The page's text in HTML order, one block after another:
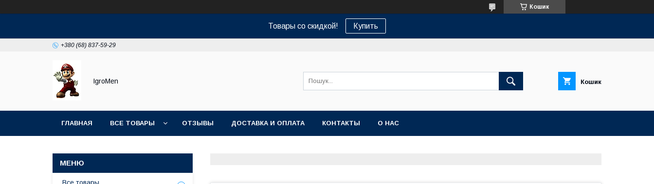
Кошик
Товары со скидкой! Купить
+380 (68) 837-59-29
IgroMen Кошик
ГЛАВНАЯ ВСЕ ТОВАРЫ ОТЗЫВЫ ДОСТАВКА И ОПЛАТА КОНТАКТЫ О НАС